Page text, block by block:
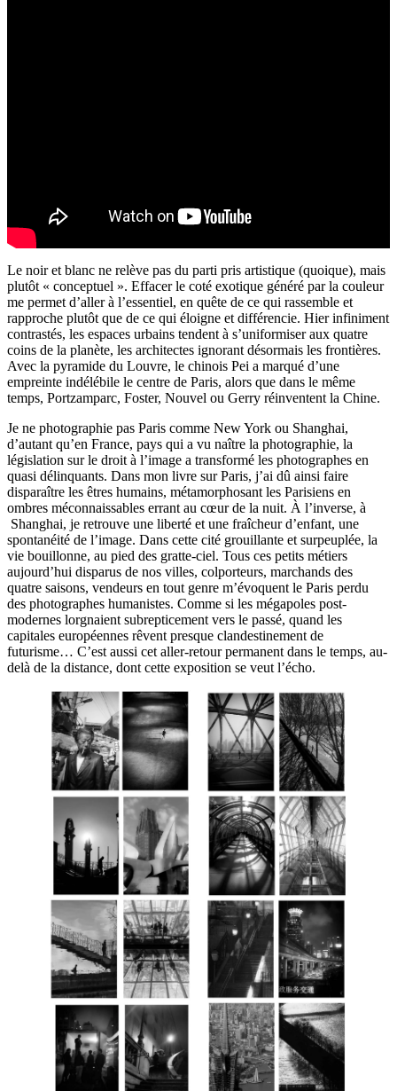
Le noir et blanc ne relève pas du parti pris artistique (quoique), mais
plutôt « conceptuel ». Effacer le coté exotique généré par la couleur
me permet d’aller à l’essentiel, en quête de ce qui rassemble et
rapproche plutôt que de ce qui éloigne et différencie. Hier infiniment
contrastés, les espaces urbains tendent à s’uniformiser aux quatre
coins de la planète, les architectes ignorant désormais les frontières.
Avec la pyramide du Louvre, le chinois Pei a marqué d’une
empreinte indélébile le centre de Paris, alors que dans le même
temps, Portzamparc, Foster, Nouvel ou Gerry réinventent la Chine.
Je ne photographie pas Paris comme New York ou Shanghai,
d’autant qu’en France, pays qui a vu naître la photographie, la
législation sur le droit à l’image a transformé les photographes en
quasi délinquants. Dans mon livre sur Paris, j’ai dû ainsi faire
disparaître les êtres humains, métamorphosant les Parisiens en
ombres méconnaissables errant au cœur de la nuit. À l’inverse, à
Shanghai, je retrouve une liberté et une fraîcheur d’enfant, une
spontanéité de l’image. Dans cette cité grouillante et surpeuplée, la
vie bouillonne, au pied des gratte-ciel. Tous ces petits métiers
aujourd’hui disparus de nos villes, colporteurs, marchands des
quatre saisons, vendeurs en tout genre m’évoquent le Paris perdu
des photographes humanistes. Comme si les mégapoles post-
modernes lorgnaient subrepticement vers le passé, quand les
capitales européennes rêvent presque clandestinement de
futurisme… C’est aussi cet aller-retour permanent dans le temps, au-
delà de la distance, dont cette exposition se veut l’écho.